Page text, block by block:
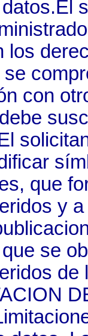
los
con
que
y
se
de